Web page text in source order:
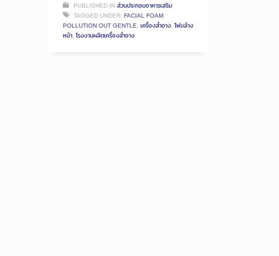
PUBLISHED INส่วนประกอบอาหารเสริม
TAGGED UNDER: FACIAL FOAM,
POLLUTION OUT GENTLE, เครื่องสำอาง, โฟมล้าง
หน้า, โรงงานผลิตเครื่องสำอาง